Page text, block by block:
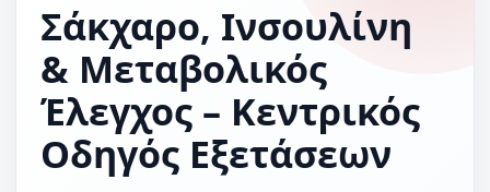
Σάκχαρο, Ινσουλίνη
& Μεταβολικός
Έλεγχος – Κεντρικός
Οδηγός Εξετάσεων